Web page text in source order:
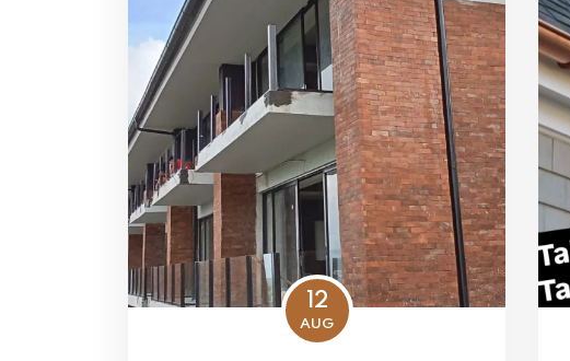
12
AUG